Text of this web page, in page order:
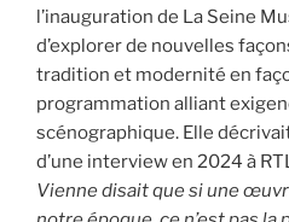
l’inauguration de La Seine
d’explorer de nouvelles
tradition et modernité en
programmation alliant
scénographique. Elle
d’une interview en 2024 à
Vienne disait que si une